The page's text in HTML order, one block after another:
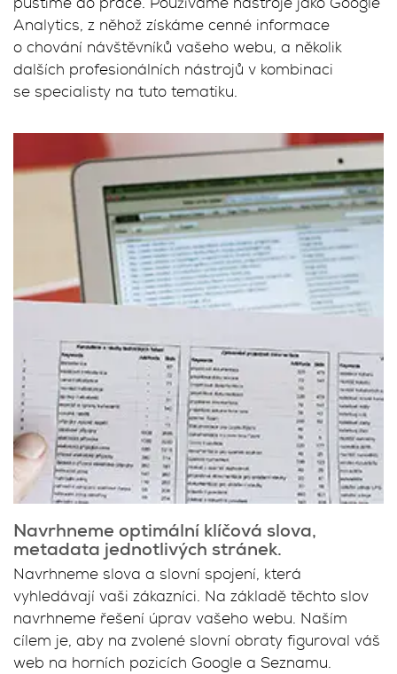
Analytics, z něhož získáme cenné informace
o chování návštěvníků vašeho webu, a několik
dalších profesionálních nástrojů v kombinaci
se specialisty na tuto tematiku.
Navrhneme optimální klíčová slova,
metadata jednotlivých stránek.
Navrhneme slova a slovní spojení, která
vyhledávají vaši zákazníci. Na základě těchto slov
navrhneme řešení úprav vašeho webu. Naším
cílem je, aby na zvolené slovní obraty figuroval váš
web na horních pozicích Google a Seznamu.